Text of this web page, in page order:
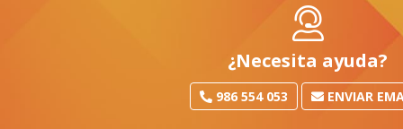
¿Necesita ayuda?
986 554 053 ENVIAR